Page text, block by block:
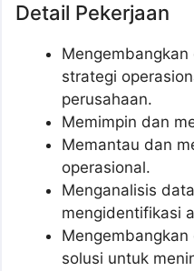
Detail Pekerjaan
strategi
perusahaan.
Memimpin dan
Memantau dan
operasional.
Menganalisis
mengidentifikasi
solusi untuk